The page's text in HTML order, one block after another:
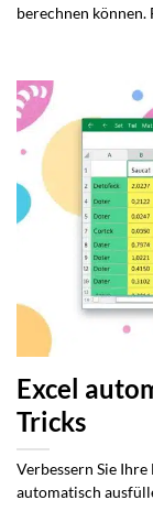
berechnen können.
Excel
Tricks
Verbessern Sie
automatisch